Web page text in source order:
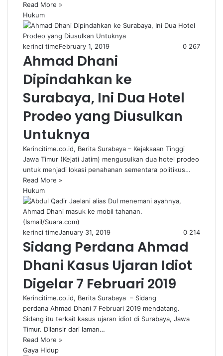
Read More »
Hukum
kerinci timeFebruary 1, 2019 0 267
Ahmad Dhani
Dipindahkan ke
Surabaya, Ini Dua Hotel
Prodeo yang Diusulkan
Untuknya
Kerincitime.co.id, Berita Surabaya – Kejaksaan Tinggi
Jawa Timur (Kejati Jatim) mengusulkan dua hotel prodeo
untuk menjadi lokasi penahanan sementara politikus…
Read More »
Hukum
kerinci timeJanuary 31, 2019 0 214
Sidang Perdana Ahmad
Dhani Kasus Ujaran Idiot
Digelar 7 Februari 2019
Kerincitime.co.id, Berita Surabaya – Sidang
perdana Ahmad Dhani 7 Februari 2019 mendatang.
Sidang itu terkait kasus ujaran idiot di Surabaya, Jawa
Timur. Dilansir dari laman…
Read More »
Gaya Hidup